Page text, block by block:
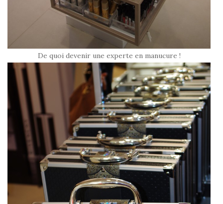
De quoi devenir une experte en manucure !